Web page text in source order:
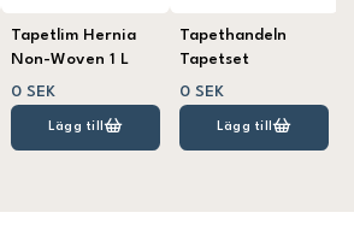
Tapetlim Hernia
Non-Woven 1 L
0 SEK
Lägg till
Tapethandeln
Tapetset
0 SEK
Lägg till